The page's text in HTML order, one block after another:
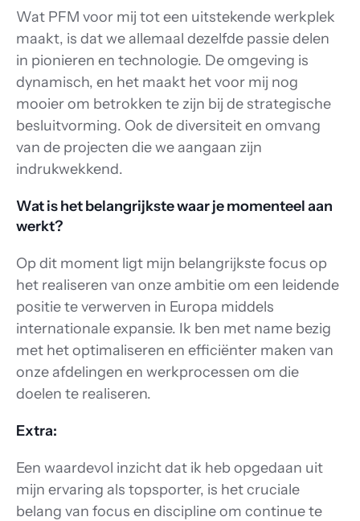
Wat PFM voor mij tot een uitstekende werkplek
maakt, is dat we allemaal dezelfde passie delen
in pionieren en technologie. De omgeving is
dynamisch, en het maakt het voor mij nog
mooier om betrokken te zijn bij de strategische
besluitvorming. Ook de diversiteit en omvang
van de projecten die we aangaan zijn
indrukwekkend.
Wat is het belangrijkste waar je momenteel aan
werkt?
Op dit moment ligt mijn belangrijkste focus op
het realiseren van onze ambitie om een leidende
positie te verwerven in Europa middels
internationale expansie. Ik ben met name bezig
met het optimaliseren en efficiënter maken van
onze afdelingen en werkprocessen om die
doelen te realiseren.
Extra:
Een waardevol inzicht dat ik heb opgedaan uit
mijn ervaring als topsporter, is het cruciale
belang van focus en discipline om continue te